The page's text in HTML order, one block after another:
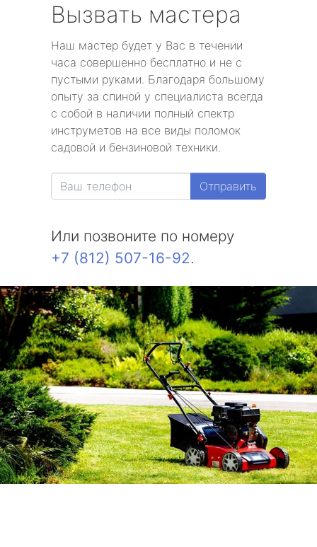
Вызвать мастера
Наш мастер будет у Вас в течении
часа совершенно бесплатно и не с
пустыми руками. Благодаря большому
опыту за спиной у специалиста всегда
с собой в наличии полный спектр
инструметов на все виды поломок
садовой и бензиновой техники.
Отправить
Или позвоните по номеру
+7 (812) 507-16-92.